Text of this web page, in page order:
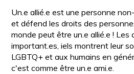
Un.e allié.e est une personne
et défend les droits des
monde peut être un.e allié.e ! Les
important.es, iels montrent leur
LGBTQ+ et aux humains en
c'est comme être un.e ami.e.